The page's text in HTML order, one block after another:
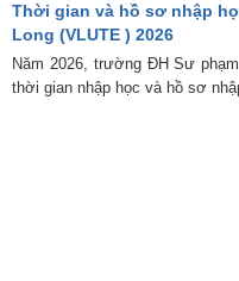
Thời gian và hồ sơ nhập
Long (VLUTE ) 2026
Năm 2026, trường ĐH Sư
thời gian nhập học và hồ sơ